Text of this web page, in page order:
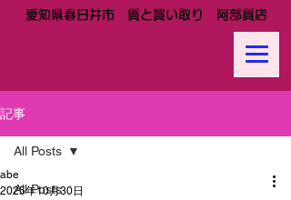
愛知県春日井市 質と買い取り 阿部質店
記事
All Posts
All Posts
abe
2025年10月30日